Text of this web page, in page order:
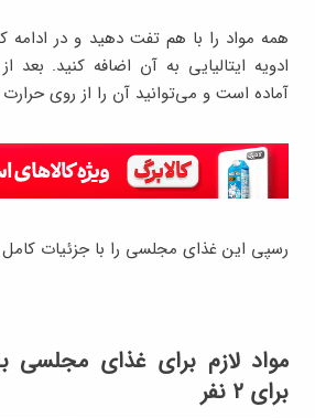
همه مواد را با هم تفت دهید و در
ادویه ‌ایتالیایی به آن اضافه کنید. بعد
آماده است و می‌توانید آن را از روی حرارت
رسپی این غذای مجلسی را با جزئیات کامل
مواد لازم برای غذای مجلسی
برای ۲ نفر